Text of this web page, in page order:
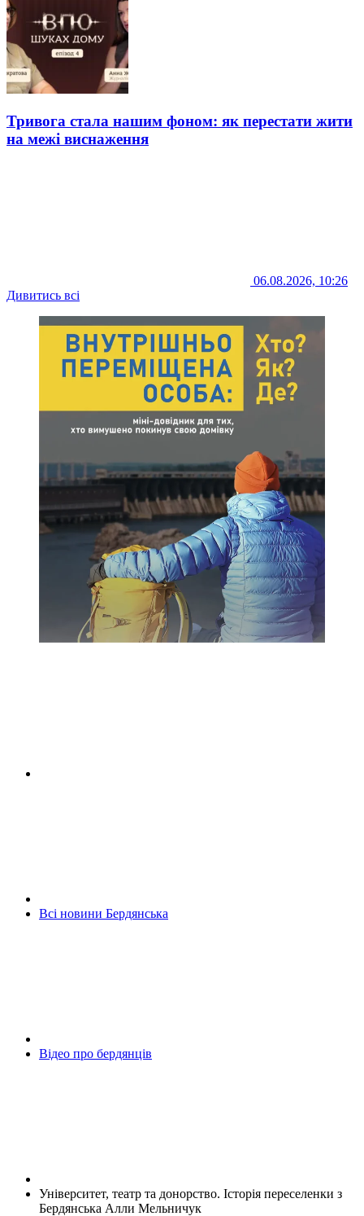
Тривога стала нашим фоном: як перестати жити
на межі виснаження
06.08.2026, 10:26
Дивитись всі
Всі новини Бердянська
Відео про бердянців
Університет, театр та донорство. Історія переселенки з
Бердянська Алли Мельничук